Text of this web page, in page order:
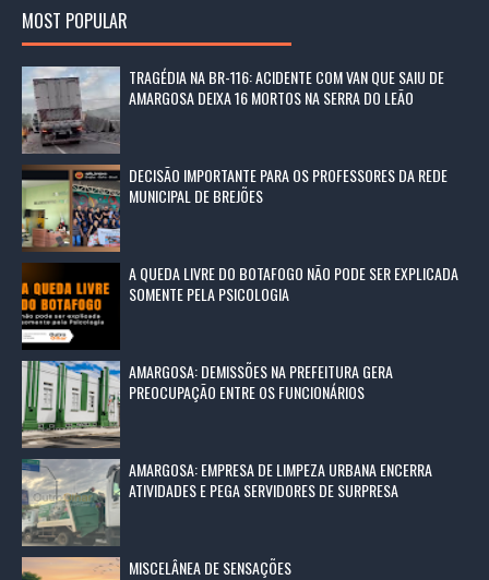
MOST POPULAR
TRAGÉDIA NA BR-116: ACIDENTE COM VAN QUE SAIU DE
AMARGOSA DEIXA 16 MORTOS NA SERRA DO LEÃO
DECISÃO IMPORTANTE PARA OS PROFESSORES DA REDE
MUNICIPAL DE BREJÕES
A QUEDA LIVRE DO BOTAFOGO NÃO PODE SER EXPLICADA
SOMENTE PELA PSICOLOGIA
AMARGOSA: DEMISSÕES NA PREFEITURA GERA
PREOCUPAÇÃO ENTRE OS FUNCIONÁRIOS
AMARGOSA: EMPRESA DE LIMPEZA URBANA ENCERRA
ATIVIDADES E PEGA SERVIDORES DE SURPRESA
MISCELÂNEA DE SENSAÇÕES